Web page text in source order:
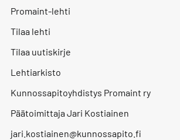
Promaint-lehti
Tilaa lehti
Tilaa uutiskirje
Lehtiarkisto
Kunnossapitoyhdistys Promaint ry
Päätoimittaja Jari Kostiainen
jari.kostiainen@kunnossapito.fi